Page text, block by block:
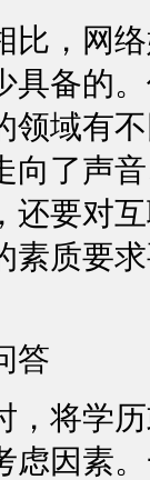
，网络
具备的
领域有
向了声
还要对
素质要
答
将学历
虑因素